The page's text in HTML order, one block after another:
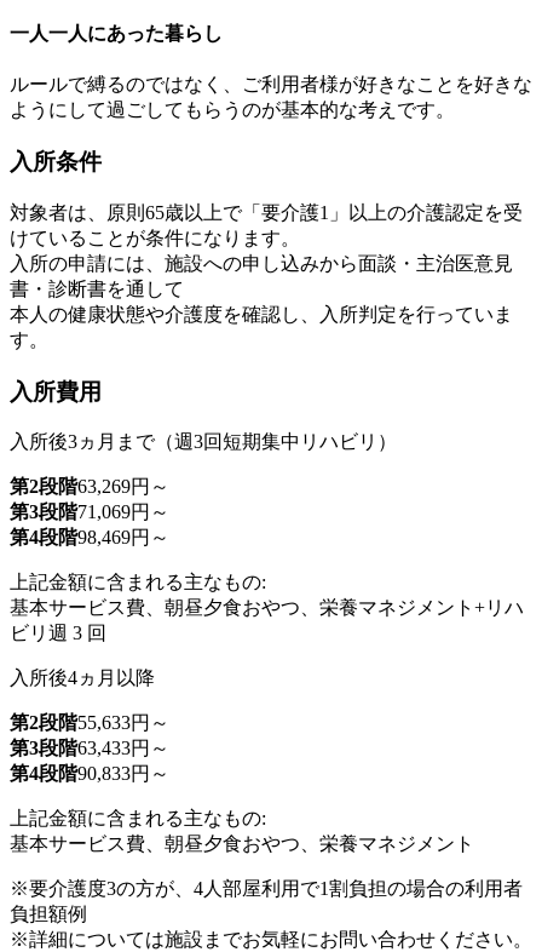
一人一人にあった暮らし
ルールで縛るのではなく、ご利用者様が好きなことを好きな
ようにして過ごしてもらうのが基本的な考えです。
入所条件
対象者は、原則65歳以上で「要介護1」以上の介護認定を受
けていることが条件になります。
入所の申請には、施設への申し込みから面談・主治医意見
書・診断書を通して
本人の健康状態や介護度を確認し、入所判定を行っていま
す。
入所費用
入所後3ヵ月まで（週3回短期集中リハビリ）
第2段階63,269円～
第3段階71,069円～
第4段階98,469円～
上記金額に含まれる主なもの:
基本サービス費、朝昼夕食おやつ、栄養マネジメント+リハ
ビリ週 3 回
入所後4ヵ月以降
第2段階55,633円～
第3段階63,433円～
第4段階90,833円～
上記金額に含まれる主なもの:
基本サービス費、朝昼夕食おやつ、栄養マネジメント
※要介護度3の方が、4人部屋利用で1割負担の場合の利用者
負担額例
※詳細については施設までお気軽にお問い合わせください。